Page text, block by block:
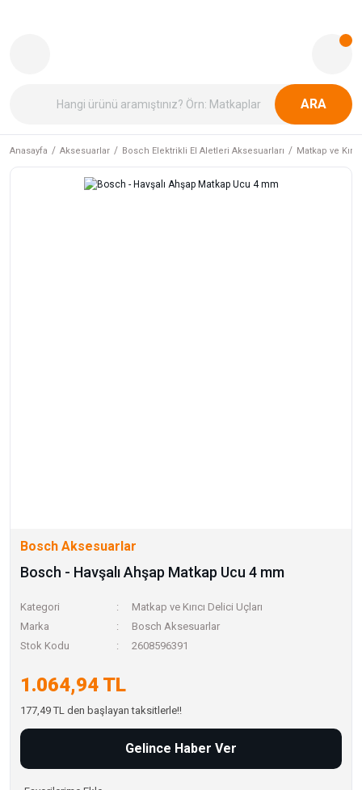
ARA
Anasayfa Aksesuarlar Bosch Elektrikli El Aletleri Aksesuarları Matkap ve
Bosch Aksesuarlar
Bosch - Havşalı Ahşap Matkap Ucu 4 mm
Kategori
Matkap ve Kırıcı Delici Uçları
Marka
Bosch Aksesuarlar
Stok Kodu
2608596391
1.064,94 TL
177,49 TL den başlayan taksitlerle!!
Gelince Haber Ver